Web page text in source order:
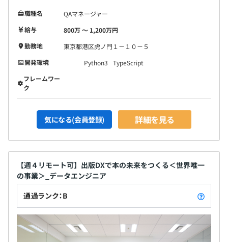
職種名
QAマネージャー
給与
800万 〜 1,200万円
勤務地
東京都港区虎ノ門１－１０－５
開発環境
Python3
TypeScript
フレームワー
ク
気になる(会員登録) 詳細を見る
【週４リモート可】出版DXで本の未来をつくる＜世界唯一
の事業＞_データエンジニア
通過ランク：B